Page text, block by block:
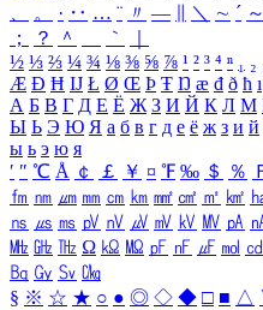
、
。 · ‥ … ¨ 〃 ― ＼ ∼ ´ ～
；
？ ＾ ｀
½ ⅓ ⅔ ¼ ¾ ⅛ ⅜ ⅝ ⅞ ¹ ² ³ ⁴ ⁿ ₁ ₂
Æ Ð Ħ Ĳ Ł Ø Œ Þ Ŧ Ŋ æ đ ð ħ ı
А Б В Г Д Е Ё Ж З И Й К Л М
Ы Ь Э Ю Я а б в г д е ё ж з и й
ы ь э ю я
′ ″ ℃ Å ￠ ￡ ￥ ¤ ℉ ‰ ＄ ％
㎙ ㎚ ㎛ ㎜ ㎝ ㎞ ㎟ ㎠ ㎡ ㎢
㎱ ㎲ ㎳ ㎴ ㎵ ㎶ ㎷ ㎸ ㎹ ㎀
㎒ ㎓ ㎔ Ω ㏀ ㏁ ㎊ ㎋ ㎌ ㏖ ㏅
㏃ ㏉ ㏜ ㏆
§ ※ ☆ ★ ○ ● ◎ ◇ ◆ □ ■ △